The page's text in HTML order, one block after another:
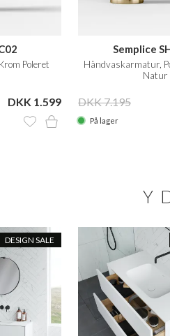
Poleret
DKK 1.599
Semplice
Håndvaskarmatur,
Natur
DKK 7.195
På lager
DESIGN SALE